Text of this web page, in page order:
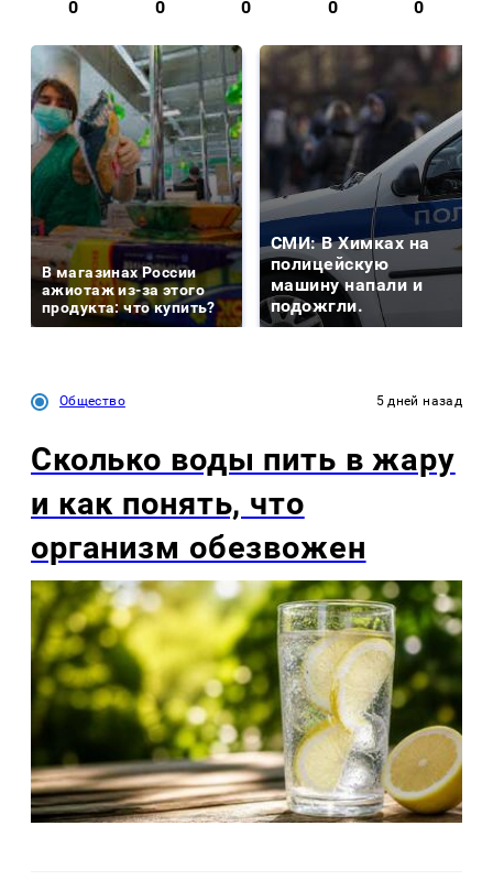
0 0 0 0 0
В магазинах России
ажиотаж из-за этого
продукта: что купить?
СМИ: В Химках на
полицейскую
машину напали и
подожгли.
Общество 5 дней назад
Сколько воды пить в жару
и как понять, что
организм обезвожен